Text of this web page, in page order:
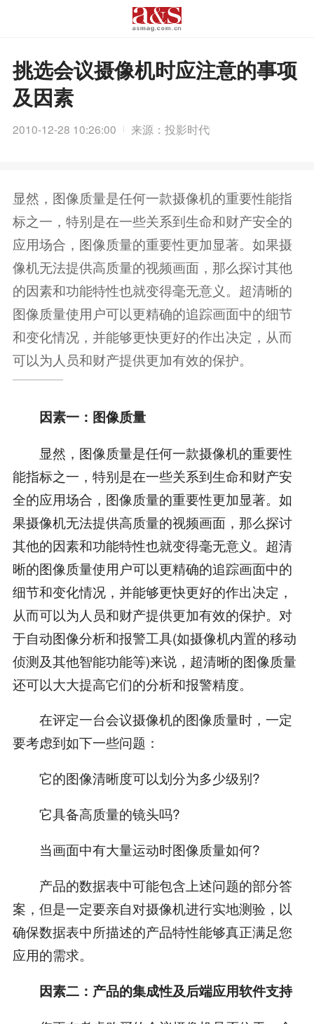
挑选会议摄像机时应注意的事项
及因素
2010-12-28 10:26:00 来源：投影时代
显然，图像质量是任何一款摄像机的重要性能指
标之一，特别是在一些关系到生命和财产安全的
应用场合，图像质量的重要性更加显著。如果摄
像机无法提供高质量的视频画面，那么探讨其他
的因素和功能特性也就变得毫无意义。超清晰的
图像质量使用户可以更精确的追踪画面中的细节
和变化情况，并能够更快更好的作出决定，从而
可以为人员和财产提供更加有效的保护。
因素一：图像质量
显然，图像质量是任何一款摄像机的重要性
能指标之一，特别是在一些关系到生命和财产安
全的应用场合，图像质量的重要性更加显著。如
果摄像机无法提供高质量的视频画面，那么探讨
其他的因素和功能特性也就变得毫无意义。超清
晰的图像质量使用户可以更精确的追踪画面中的
细节和变化情况，并能够更快更好的作出决定，
从而可以为人员和财产提供更加有效的保护。对
于自动图像分析和报警工具(如摄像机内置的移动
侦测及其他智能功能等)来说，超清晰的图像质量
还可以大大提高它们的分析和报警精度。
在评定一台会议摄像机的图像质量时，一定
要考虑到如下一些问题：
它的图像清晰度可以划分为多少级别?
它具备高质量的镜头吗?
当画面中有大量运动时图像质量如何?
产品的数据表中可能包含上述问题的部分答
案，但是一定要亲自对摄像机进行实地测验，以
确保数据表中所描述的产品特性能够真正满足您
应用的需求。
因素二：产品的集成性及后端应用软件支持